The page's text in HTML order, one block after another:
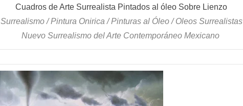
Cuadros de Arte Surrealista Pintados al óleo Sobre Lienzo
Surrealismo / Pintura Onirica / Pinturas al Óleo / Oleos Surrealistas
Nuevo Surrealismo del Arte Contemporáneo Mexicano